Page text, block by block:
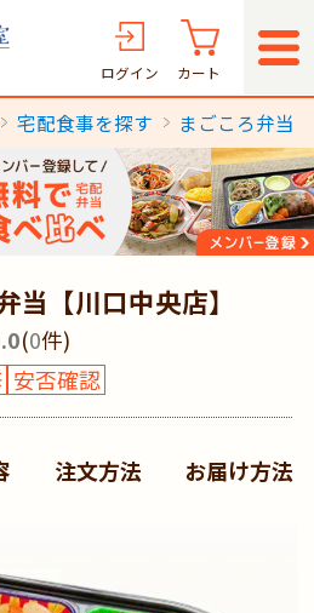
ログイン カート
宅配食事を探す まごころ弁当
当【川口中央店】
(0件)
安否確認
注文方法 お届け方法